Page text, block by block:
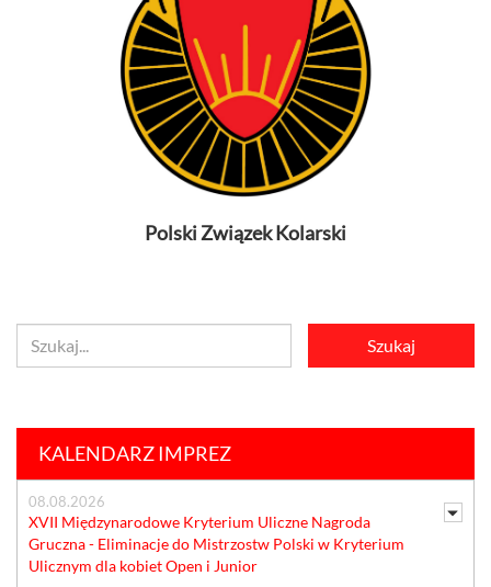
Polski Związek Kolarski
KALENDARZ IMPREZ
08.08.2026
XVII Międzynarodowe Kryterium Uliczne Nagroda
Gruczna - Eliminacje do Mistrzostw Polski w Kryterium
Ulicznym dla kobiet Open i Junior